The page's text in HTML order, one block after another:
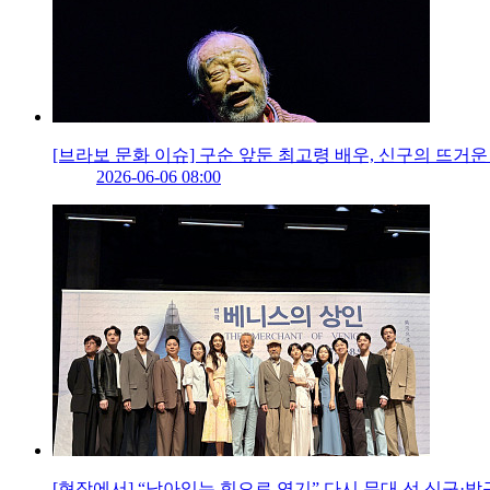
[브라보 문화 이슈] 구순 앞둔 최고령 배우, 신구의 뜨거운
2026-06-06 08:00